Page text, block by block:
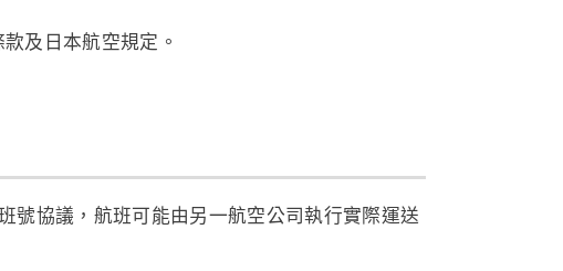
及日本航空規定。
號協議，航班可能由另一航空公司執行實際運送